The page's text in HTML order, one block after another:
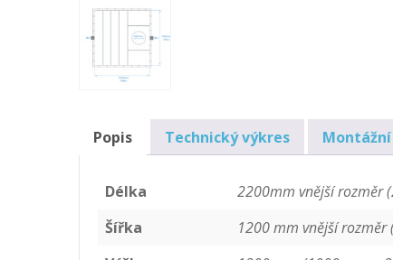
Popis Technický výkres
Délka
2200mm vnější rozměr
Šířka
1200 mm vnější